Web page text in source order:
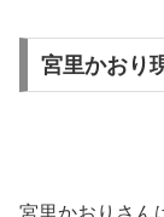
宮里かおり